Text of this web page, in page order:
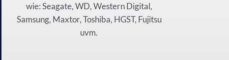
wie:Seagate,WD,Western Digital,
Samsung, Maxtor,Toshiba, HGST, Fujitsu
uvm.